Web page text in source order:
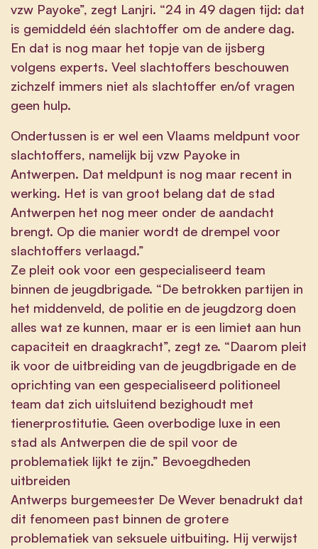
vzw Payoke”, zegt Lanjri. “24 in 49 dagen tijd: dat
is gemiddeld één slachtoffer om de andere dag.
En dat is nog maar het topje van de ijsberg
volgens experts. Veel slachtoffers beschouwen
zichzelf immers niet als slachtoffer en/of vragen
geen hulp.
Ondertussen is er wel een Vlaams meldpunt voor
slachtoffers, namelijk bij vzw Payoke in
Antwerpen. Dat meldpunt is nog maar recent in
werking. Het is van groot belang dat de stad
Antwerpen het nog meer onder de aandacht
brengt. Op die manier wordt de drempel voor
slachtoffers verlaagd.”
Ze pleit ook voor een gespecialiseerd team
binnen de jeugdbrigade. “De betrokken partijen in
het middenveld, de politie en de jeugdzorg doen
alles wat ze kunnen, maar er is een limiet aan hun
capaciteit en draagkracht”, zegt ze. “Daarom pleit
ik voor de uitbreiding van de jeugdbrigade en de
oprichting van een gespecialiseerd politioneel
team dat zich uitsluitend bezighoudt met
tienerprostitutie. Geen overbodige luxe in een
stad als Antwerpen die de spil voor de
problematiek lijkt te zijn.” Bevoegdheden
uitbreiden
Antwerps burgemeester De Wever benadrukt dat
dit fenomeen past binnen de grotere
problematiek van seksuele uitbuiting. Hij verwijst